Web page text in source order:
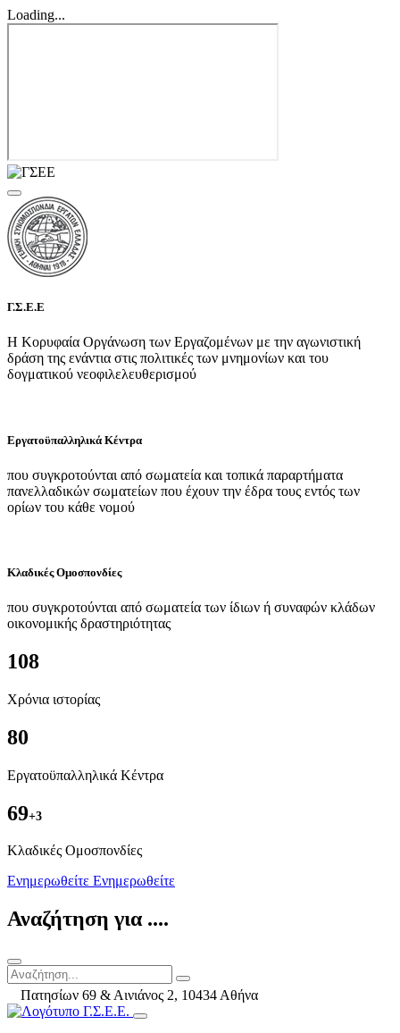
Loading...
Γ.Σ.Ε.Ε
Η Κορυφαία Οργάνωση των Εργαζομένων με την αγωνιστική
δράση της ενάντια στις πολιτικές των μνημονίων και του
δογματικού νεοφιλελευθερισμού
Εργατοϋπαλληλικά Κέντρα
που συγκροτούνται από σωματεία και τοπικά παραρτήματα
πανελλαδικών σωματείων που έχουν την έδρα τους εντός των
ορίων του κάθε νομού
Κλαδικές Ομοσπονδίες
που συγκροτούνται από σωματεία των ίδιων ή συναφών κλάδων
οικονομικής δραστηριότητας
108
Χρόνια ιστορίας
80
Εργατοϋπαλληλικά Κέντρα
69+3
Kλαδικές Ομοσπονδίες
Ενημερωθείτε Ενημερωθείτε
Αναζήτηση για ....
Πατησίων 69 & Αινιάνος 2, 10434 Αθήνα